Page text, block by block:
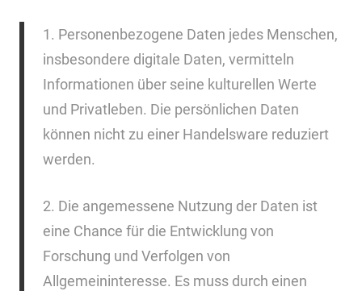
1. Personenbezogene Daten jedes Menschen,
insbesondere digitale Daten, vermitteln
Informationen über seine kulturellen Werte
und Privatleben. Die persönlichen Daten
können nicht zu einer Handelsware reduziert
werden.
2. Die angemessene Nutzung der Daten ist
eine Chance für die Entwicklung von
Forschung und Verfolgen von
Allgemeininteresse. Es muss durch einen